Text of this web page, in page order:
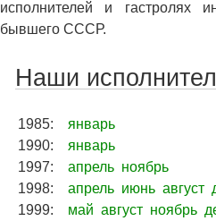
исполнителей и гастролях
бывшего СССР.
Наши
1985:
январь
1990:
январь
1997: апрель ноябрь
1998: апрель июнь август
1999: май август ноябрь